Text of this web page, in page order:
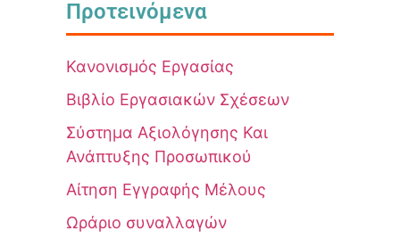
Προτεινόμενα
Κανονισμός Εργασίας
Βιβλίο Εργασιακών Σχέσεων
Σύστημα Αξιολόγησης Και
Ανάπτυξης Προσωπικού
Αίτηση Εγγραφής Μέλους
Ωράριο συναλλαγών